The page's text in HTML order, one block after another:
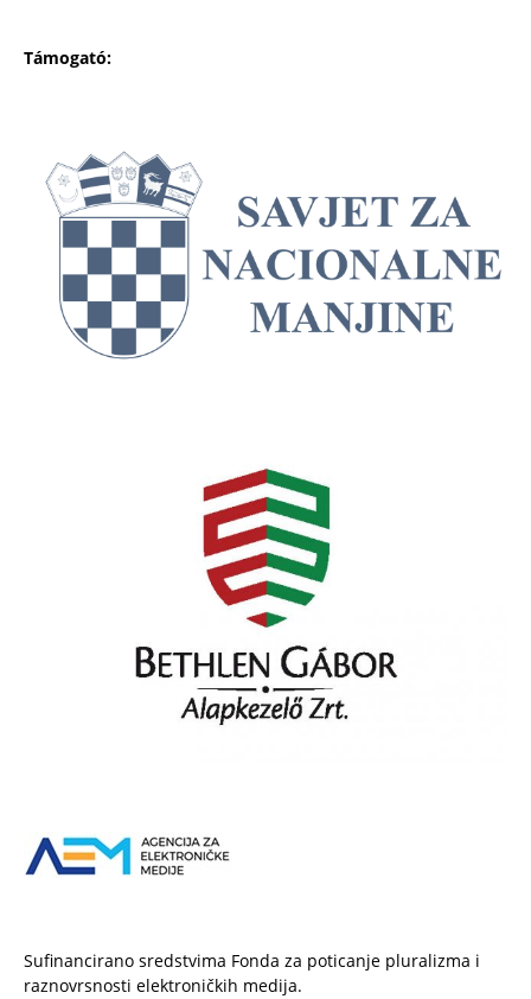
Támogató:
Sufinancirano sredstvima Fonda za poticanje pluralizma i
raznovrsnosti elektroničkih medija.